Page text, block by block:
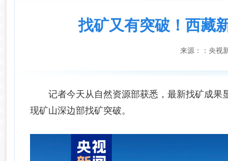
找矿又有突破！西藏
来源： ：央视
记者今天从自然资源部获悉，最新找矿成果
现矿山深边部找矿突破。